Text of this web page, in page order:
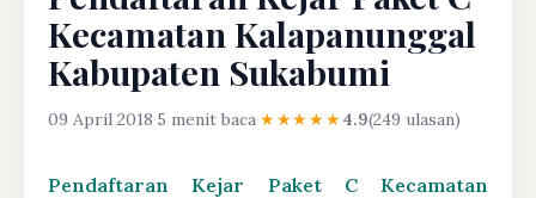
Kecamatan Kalapanunggal
Kabupaten Sukabumi
09 April 2018·5 menit baca·★★★★★4.9(249 ulasan)
Pendaftaran Kejar Paket C Kecamatan